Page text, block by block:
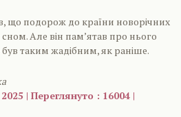
що подорож до країни новорічних
Але він пам’ятав про нього
був таким жадібним, як раніше.
| Переглянуто : 16004 |